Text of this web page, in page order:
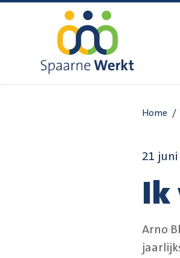
Navigatie overslaan
Home /
Ik
21 juni
Arno